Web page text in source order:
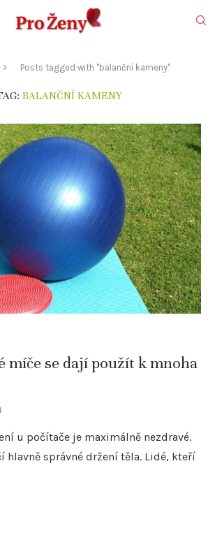
Posts tagged with "balanční kameny"
BALANČNÍ KAMENY
míče se dají použít k mnoha
u počítače je maximálně nezdravé.
hlavně správné držení těla. Lidé, kteří